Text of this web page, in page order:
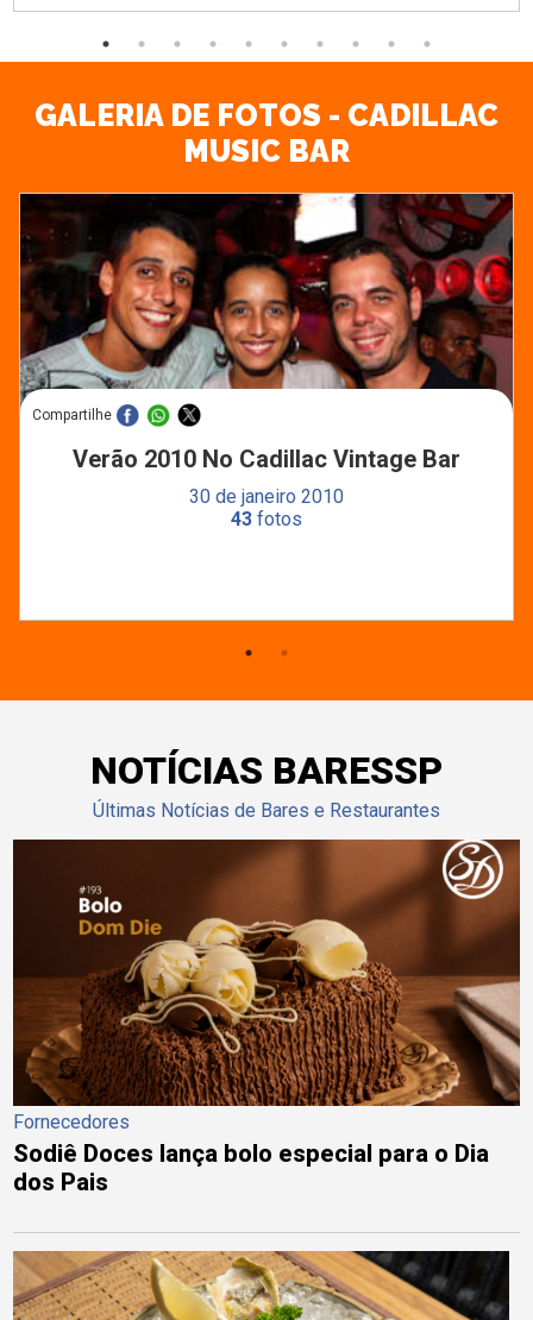
GALERIA DE FOTOS - CADILLAC
MUSIC BAR
Compartilhe
Verão 2010 No Cadillac Vintage Bar
30 de janeiro 2010
43 fotos
NOTÍCIAS BARESSP
Últimas Notícias de Bares e Restaurantes
Fornecedores
Sodiê Doces lança bolo especial para o Dia
dos Pais